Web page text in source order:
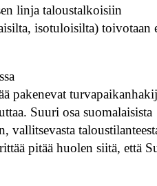
linja taloustalkoisiin
isotuloisilta) toivotaan
pakenevat
Suuri osa suomalaisista
vallitsevasta
pitää huolen siitä, että